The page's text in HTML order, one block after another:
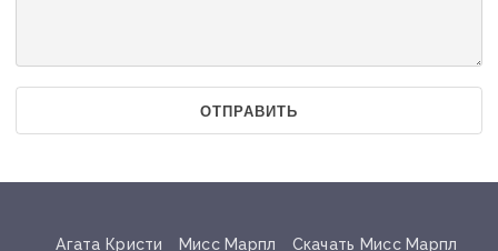
ОТПРАВИТЬ
Агата Кристи Мисс Марпл Скачать Мисс Марпл